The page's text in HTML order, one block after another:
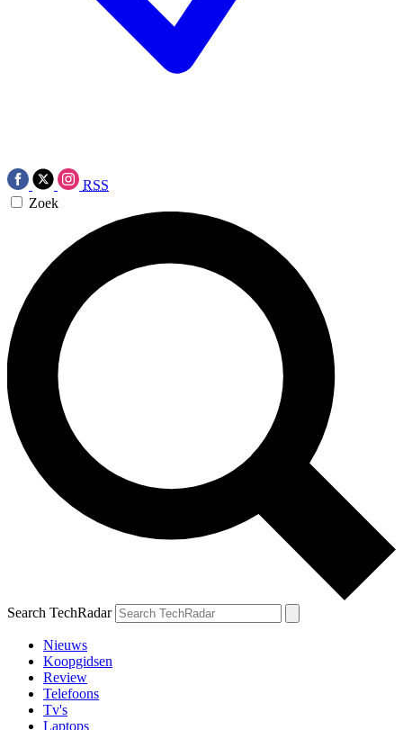
RSS
Zoek
Search TechRadar
Nieuws
Koopgidsen
Review
Telefoons
Tv's
Laptops